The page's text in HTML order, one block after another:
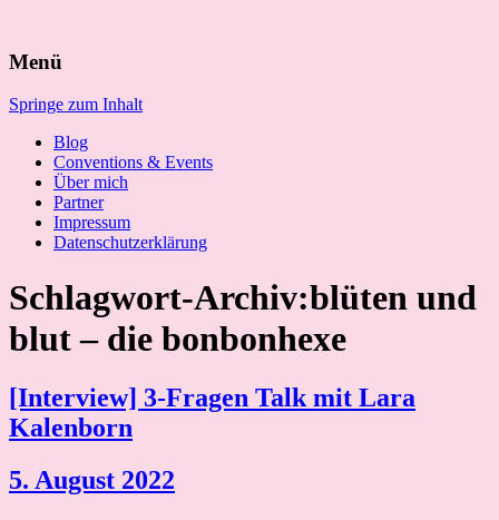
nach:
Menü
Springe zum Inhalt
Blog
Conventions & Events
Über mich
Partner
Impressum
Datenschutzerklärung
Schlagwort-Archiv:blüten und
blut – die bonbonhexe
[Interview] 3-Fragen Talk mit Lara
Kalenborn
5. August 2022